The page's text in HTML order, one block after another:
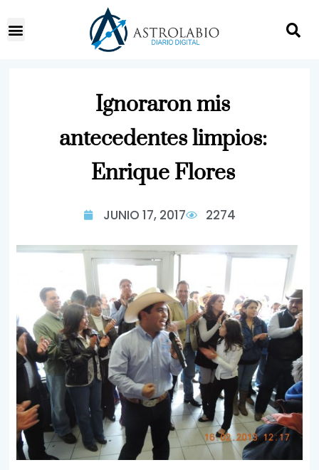
Ignoraron mis
antecedentes limpios:
Enrique Flores
JUNIO 17, 2017 2274